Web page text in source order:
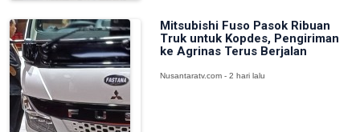
Mitsubishi Fuso Pasok Ribuan
Truk untuk Kopdes, Pengiriman
ke Agrinas Terus Berjalan
Nusantaratv.com - 2 hari lalu